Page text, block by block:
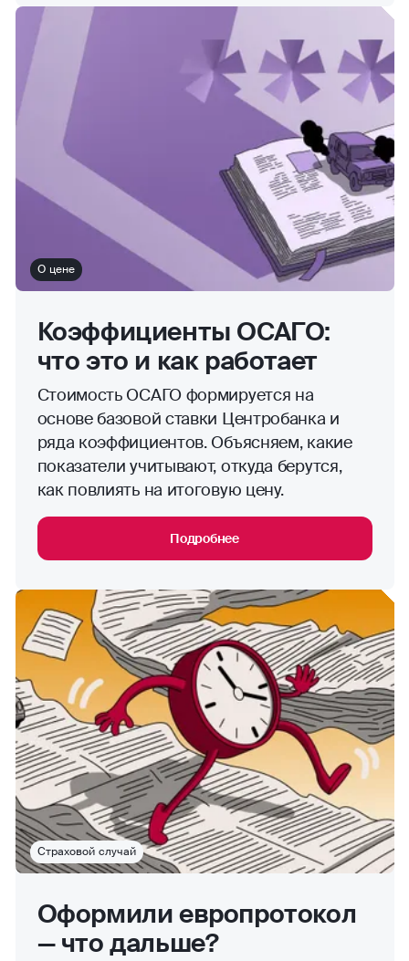
О цене
Коэффициенты ОСАГО:
что это и как работает
Стоимость ОСАГО формируется на
основе базовой ставки Центробанка и
ряда коэффициентов. Объясняем, какие
показатели учитывают, откуда берутся,
как повлиять на итоговую цену.
Подробнее
Страховой случай
Оформили европротокол
— что дальше?